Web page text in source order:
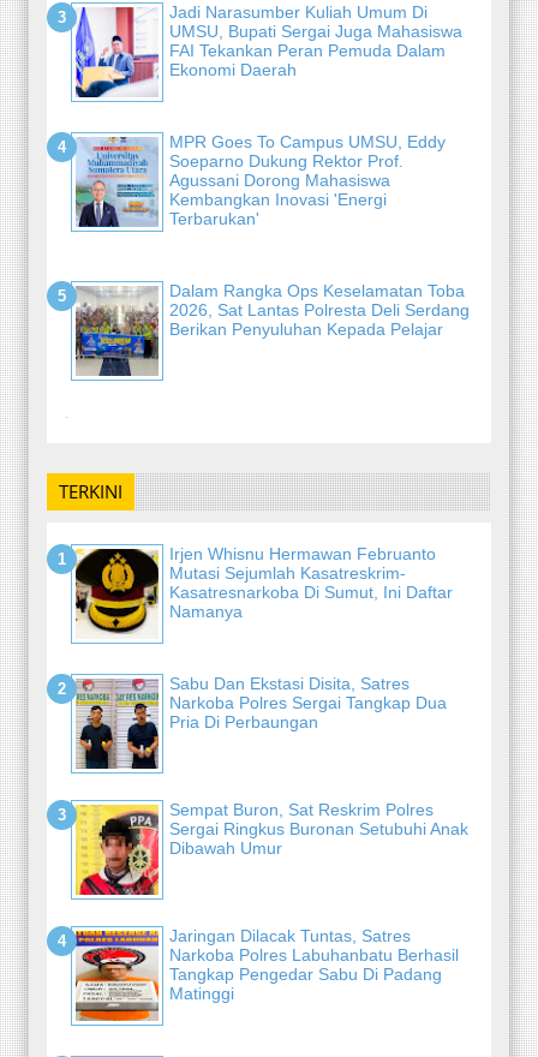
Jadi Narasumber Kuliah Umum Di
UMSU, Bupati Sergai Juga Mahasiswa
FAI Tekankan Peran Pemuda Dalam
Ekonomi Daerah
MPR Goes To Campus UMSU, Eddy
Soeparno Dukung Rektor Prof.
Agussani Dorong Mahasiswa
Kembangkan Inovasi 'Energi
Terbarukan'
Dalam Rangka Ops Keselamatan Toba
2026, Sat Lantas Polresta Deli Serdang
Berikan Penyuluhan Kepada Pelajar
-
TERKINI
Irjen Whisnu Hermawan Februanto
Mutasi Sejumlah Kasatreskrim-
Kasatresnarkoba Di Sumut, Ini Daftar
Namanya
Sabu Dan Ekstasi Disita, Satres
Narkoba Polres Sergai Tangkap Dua
Pria Di Perbaungan
Sempat Buron, Sat Reskrim Polres
Sergai Ringkus Buronan Setubuhi Anak
Dibawah Umur
Jaringan Dilacak Tuntas, Satres
Narkoba Polres Labuhanbatu Berhasil
Tangkap Pengedar Sabu Di Padang
Matinggi